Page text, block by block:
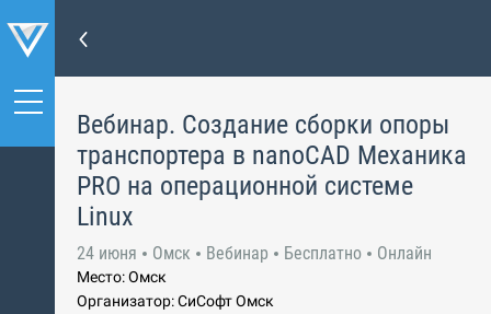
Вебинар. Создание сборки опоры
транспортера в nanoCAD Механика
PRO на операционной системе
Linux
24 июня Омск Вебинар Бесплатно Онлайн
Место: Омск
Организатор: СиСофт Омск